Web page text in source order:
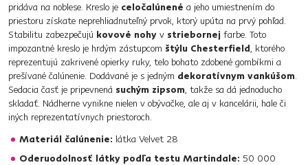
pridáva na noblese. Kreslo je celočalúnené a jeho umiestnením do
priestoru získate neprehliadnuteľný prvok, ktorý upúta na prvý pohľad.
Stabilitu zabezpečujú kovové nohy v striebornej farbe. Toto
impozantné kreslo je hrdým zástupcom štýlu Chesterfield, ktorého
reprezentujú zakrivené opierky ruky, telo bohato zdobené gombíkmi a
prešívané čalúnenie. Dodávané je s jedným dekoratívnym vankúšom.
Sedacia časť je pripevnená suchým zipsom, takže sa dá jednoducho
skladať. Nádherne vynikne nielen v obývačke, ale aj v kancelárii, hale či
iných reprezentatívnych priestoroch.
Materiál čalúnenie: látka Velvet 28
Oderuodolnosť látky podľa testu Martindale: 50 000